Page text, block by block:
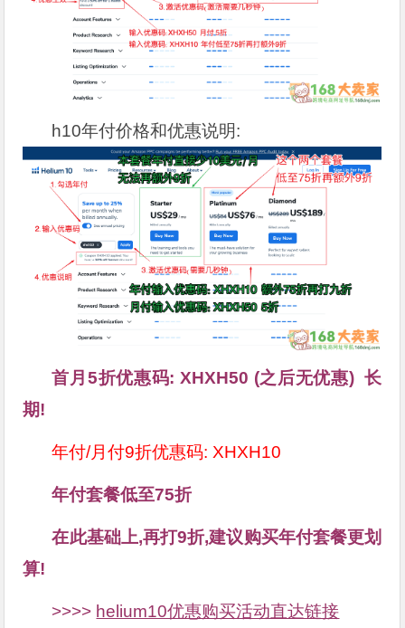
h10年付价格和优惠说明:
首月5折优惠码: XHXH50 (之后无优惠) 长
期!
年付/月付9折优惠码: XHXH10
年付套餐低至75折
在此基础上,再打9折,建议购买年付套餐更划
算!
>>>> helium10优惠购买活动直达链接